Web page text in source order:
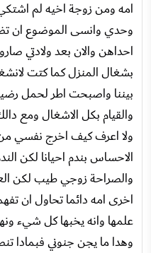
امه ومن زوجة اخيه لم
وحدي وانسى الموضوع ان
احداهن والان بعد ولادتي
بشغال المنزل كما كتت
بيننا واصبحت اطر لحمل
والقيام بكل الاشغال ومع
ولا اعرف كيف اخرج نفسي
الاحساس بندم احيانا لكن
والصراحة زوجي طيب لكن
اخرى امه دائما تحاول ان
علمها وانه يخبها كل شيء
وهدا ما يجن جنوني فبمادا